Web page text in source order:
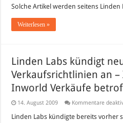
Solche Artikel werden seitens
Weiterlesen »
Linden Labs kündigt
Verkaufsrichtlinien an –
Inworld Verkäufe
14. August 2009 Kommentare
Linden Labs kündigte bereits vorher